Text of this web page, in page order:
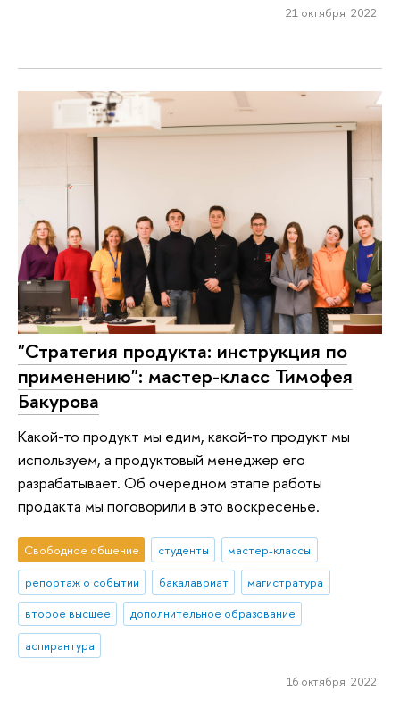
21 октября 2022
"Стратегия продукта: инструкция по
применению": мастер-класс Тимофея
Бакурова
Какой-то продукт мы едим, какой-то продукт мы
используем, а продуктовый менеджер его
разрабатывает. Об очередном этапе работы
продакта мы поговорили в это воскресенье.
Свободное общение студенты
мастер-классы
репортаж о событии
бакалавриат
магистратура
второе высшее
дополнительное образование
аспирантура
16 октября 2022